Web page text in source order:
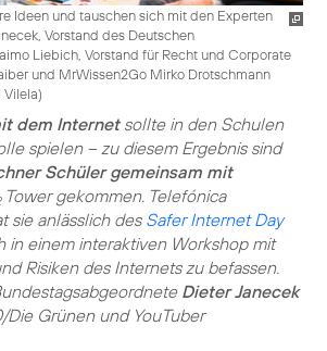
Ideen und tauschen sich mit den Experten
Vorstand des Deutschen
Liebich, Vorstand für Recht und Corporate
und MrWissen2Go Mirko Drotschmann
Vilela)
dem Internetsollte in den Schulen
spielen – zu diesem Ergebnis sind
Schüler gemeinsam mit
Tower gekommen. Telefónica
sie anlässlich des Safer Internet Day
in einem interaktiven Workshop mit
Risiken des Internets zu befassen.
Dieter Janecek
Die Grünen und YouTuber